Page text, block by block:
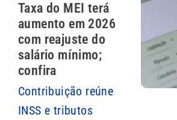
Taxa do MEI terá
aumento em 2026
com reajuste do
salário mínimo;
confira
Contribuição reúne
INSS e tributos